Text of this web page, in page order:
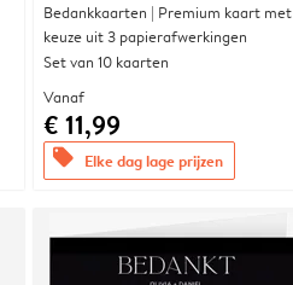
Bedankkaarten | Premium kaart met
keuze uit 3 papierafwerkingen
Set van 10 kaarten
Vanaf
€ 11,99
offers Elke dag lage prijzen